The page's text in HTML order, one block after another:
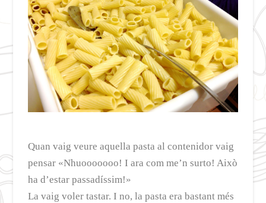
Quan vaig veure aquella pasta al contenidor vaig
pensar «Nhuooooooo! I ara com me’n surto! Això
ha d’estar passadíssim!»
La vaig voler tastar. I no, la pasta era bastant més